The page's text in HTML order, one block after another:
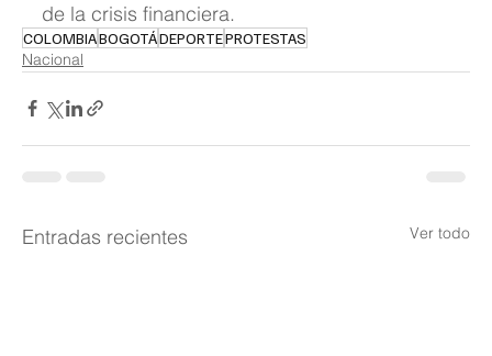
de la crisis financiera.
COLOMBIABOGOTÁDEPORTEPROTESTAS
Nacional
Entradas recientes Ver todo